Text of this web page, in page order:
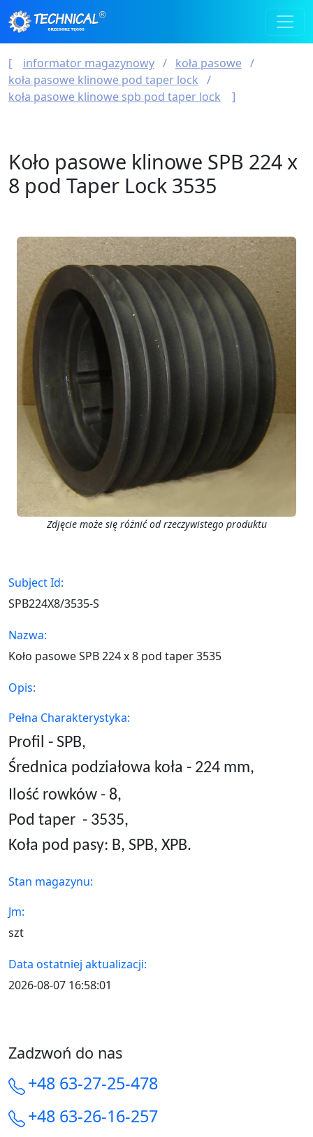
informator magazynowy
koła pasowe
koła pasowe klinowe pod taper lock
koła pasowe klinowe spb pod taper lock
Koło pasowe klinowe SPB 224 x
8 pod Taper Lock 3535
Zdjęcie może się różnić od rzeczywistego produktu
Subject Id:
SPB224X8/3535-S
Nazwa:
Koło pasowe SPB 224 x 8 pod taper 3535
Opis:
Pełna Charakterystyka:
Profil - SPB,
Średnica podziałowa koła - 224 mm,
Ilość rowków - 8,
Pod taper - 3535,
Koła pod pasy: B, SPB, XPB.
Stan magazynu:
Jm:
szt
Data ostatniej aktualizacji:
2026-08-07 16:58:01
Zadzwoń do nas
+48 63-27-25-478
+48 63-26-16-257